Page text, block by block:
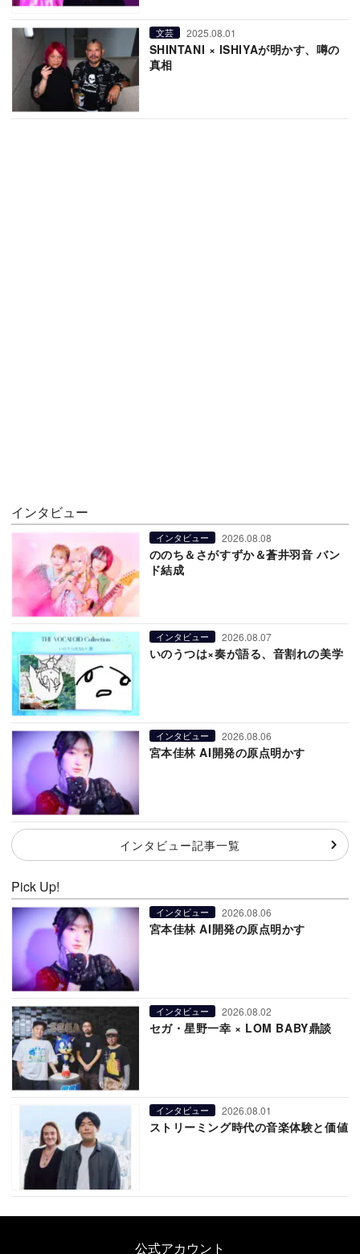
文芸 2025.08.01
SHINTANI × ISHIYAが明かす、噂の
真相
インタビュー
インタビュー 2026.08.08
ののち＆さがすずか＆蒼井羽音 バン
ド結成
インタビュー 2026.08.07
いのうつは×奏が語る、音割れの美学
インタビュー 2026.08.06
宮本佳林 AI開発の原点明かす
インタビュー記事一覧
Pick Up!
インタビュー 2026.08.06
宮本佳林 AI開発の原点明かす
インタビュー 2026.08.02
セガ・星野一幸 × LOM BABY鼎談
インタビュー 2026.08.01
ストリーミング時代の音楽体験と価値
公式アカウント